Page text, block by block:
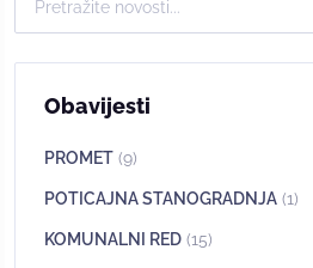
Obavijesti
PROMET (9)
POTICAJNA STANOGRADNJA (1)
KOMUNALNI RED (15)